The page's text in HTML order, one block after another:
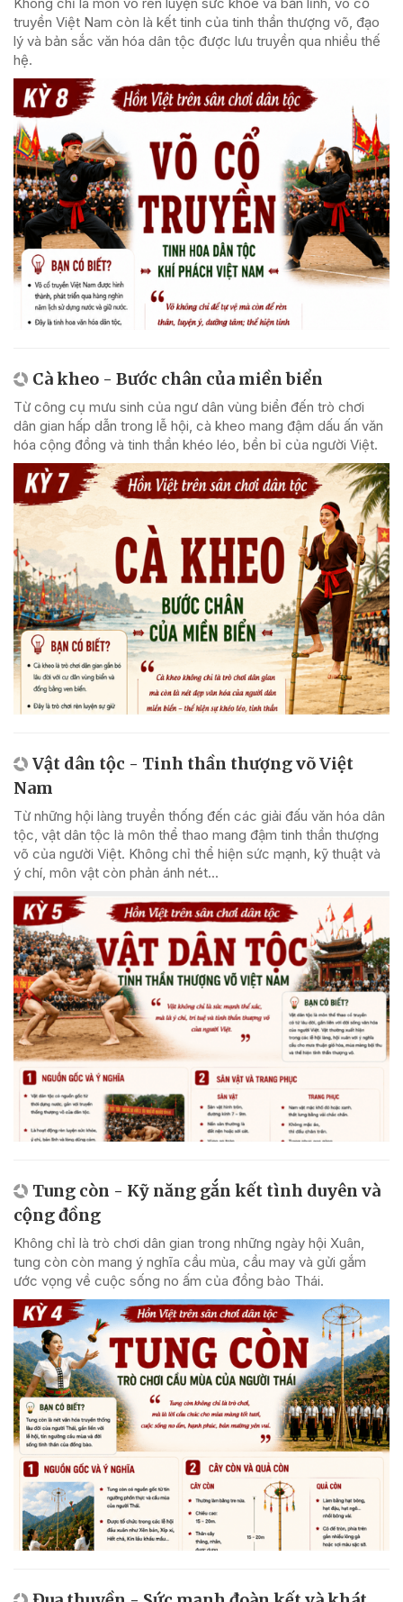
truyền Việt Nam còn là kết tinh của tinh thần thượng võ, đạo
lý và bản sắc văn hóa dân tộc được lưu truyền qua nhiều thế
hệ.
Cà kheo - Bước chân của miền biển
Từ công cụ mưu sinh của ngư dân vùng biển đến trò chơi
dân gian hấp dẫn trong lễ hội, cà kheo mang đậm dấu ấn văn
hóa cộng đồng và tinh thần khéo léo, bền bỉ của người Việt.
Vật dân tộc - Tinh thần thượng võ Việt
Nam
Từ những hội làng truyền thống đến các giải đấu văn hóa dân
tộc, vật dân tộc là môn thể thao mang đậm tinh thần thượng
võ của người Việt. Không chỉ thể hiện sức mạnh, kỹ thuật và
ý chí, môn vật còn phản ánh nét...
Tung còn - Kỹ năng gắn kết tình duyên và
cộng đồng
Không chỉ là trò chơi dân gian trong những ngày hội Xuân,
tung còn còn mang ý nghĩa cầu mùa, cầu may và gửi gắm
ước vọng về cuộc sống no ấm của đồng bào Thái.